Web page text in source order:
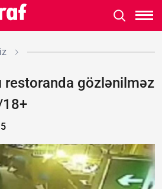
restoranda gözlənilməz
18+